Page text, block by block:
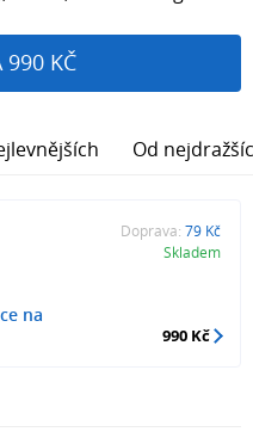
990 KČ
Od
na
Doprava: 79 Kč
Skladem
990 Kč